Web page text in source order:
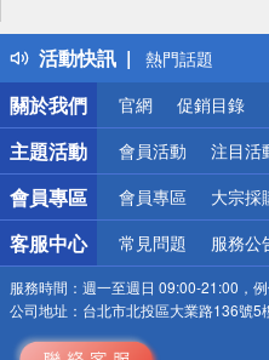
活動快訊
得獎公告
熱門話題
銀行優惠
偏遠地區配送
詐騙網頁！請小
關於我們
官網 促銷目錄
主題活動 會員活動 注目活
會員專區 會員專區 大宗採
客服中心 常見問題 服務公
服務時間： 週一至週日 09:00-21:00，
公司地址： 台北市北投區大業路136號5